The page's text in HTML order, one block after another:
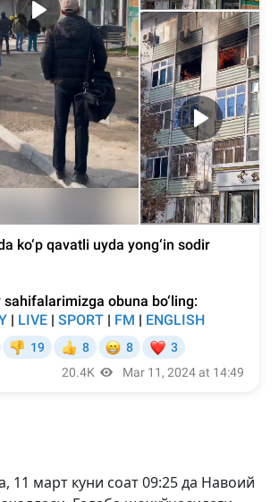
11 март куни соат 09:25 да Навоий